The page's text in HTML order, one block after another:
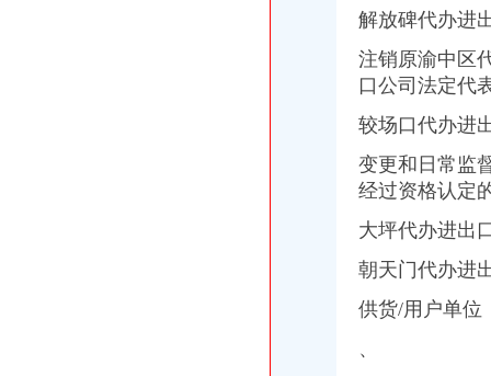
IC包税进出口代理流程【推荐】,进口报关价格/批发报价/生产厂家/参
【临沂进出口公司注册_进出口公司注册流程_进出口公司注册代理】-
想知道成都进出口退税流程,专业代理公司告诉您-商务-十堰网
[股东会]重庆百货：2010年度第三次临时股东大会会议资料-[中财网]
大信国际物流（上海）有限公司重庆分公司-大信国际物流（上海）有
重庆百货大楼股份有限公司关於预计2015年日常关联交易公告
渝中区海事海商在线律师_渝中区海事海商律师在线免费咨询_华律网
重庆渝中区泰国乳胶枕头教大家如何买到正宗的泰国乳胶枕头_第1页_
解放碑代办进
注销原渝中区
口公司 法定代
较场口代办进
变更和日常监
经过资格认定
大坪代办进出
朝天门代办进
供货/用户单位
、